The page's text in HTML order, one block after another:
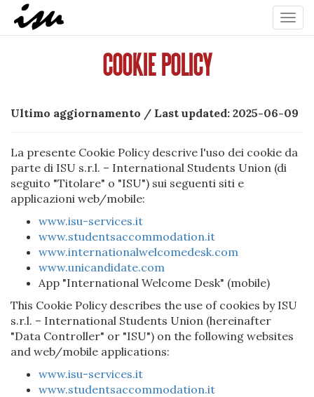
COOKIE POLICY
Ultimo aggiornamento / Last updated: 2025-06-09
La presente Cookie Policy descrive l'uso dei cookie da
parte di ISU s.r.l. – International Students Union (di
seguito "Titolare" o "ISU") sui seguenti siti e
applicazioni web/mobile:
www.isu-services.it
www.studentsaccommodation.it
www.internationalwelcomedesk.com
www.unicandidate.com
App "International Welcome Desk" (mobile)
This Cookie Policy describes the use of cookies by ISU
s.r.l. – International Students Union (hereinafter
"Data Controller" or "ISU") on the following websites
and web/mobile applications:
www.isu-services.it
www.studentsaccommodation.it